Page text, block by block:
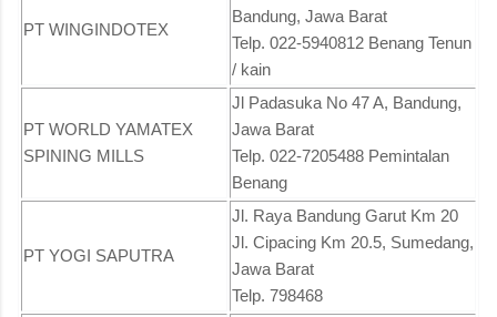
PT WINGINDOTEX
Bandung, Jawa Barat
Telp. 022-5940812 Benang Tenun
/ kain
PT WORLD YAMATEX
SPINING MILLS
Jl Padasuka No 47 A, Bandung,
Jawa Barat
Telp. 022-7205488 Pemintalan
Benang
PT YOGI SAPUTRA
Jl. Raya Bandung Garut Km 20
Jl. Cipacing Km 20.5, Sumedang,
Jawa Barat
Telp. 798468